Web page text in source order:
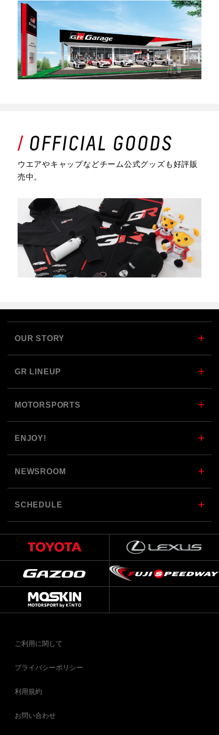
ウエアやキャップなどチーム公式グッズも好評販
売中。
OUR STORY
GR LINEUP
MOTORSPORTS
ENJOY!
NEWSROOM
SCHEDULE
ご利用に関して
プライバシーポリシー
利用規約
お問い合わせ